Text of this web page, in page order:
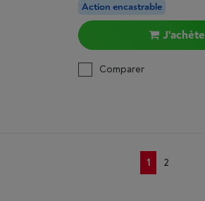
Action encastrable
J'achète
Comparer
1 2